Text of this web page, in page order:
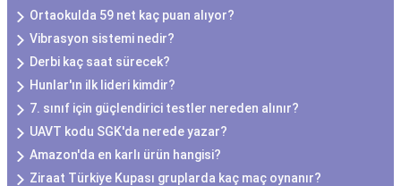
Ortaokulda 59 net kaç puan alıyor?
Vibrasyon sistemi nedir?
Derbi kaç saat sürecek?
Hunlar'ın ilk lideri kimdir?
7. sınıf için güçlendirici testler nereden alınır?
UAVT kodu SGK'da nerede yazar?
Amazon'da en karlı ürün hangisi?
Ziraat Türkiye Kupası gruplarda kaç maç oynanır?